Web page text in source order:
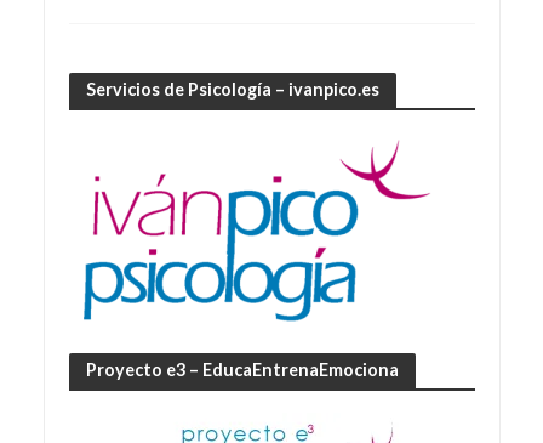
Servicios de Psicología – ivanpico.es
Proyecto e3 – EducaEntrenaEmociona